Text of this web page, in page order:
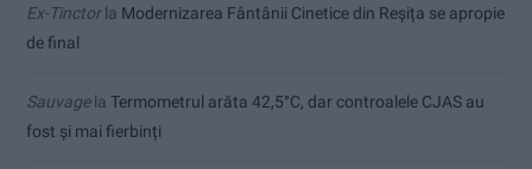
Ex-Tinctorla Modernizarea Fântânii Cinetice din Reșița se apropie
de final
Sauvagela Termometrul arăta 42,5°C, dar controalele CJAS au
fost și mai fierbinți